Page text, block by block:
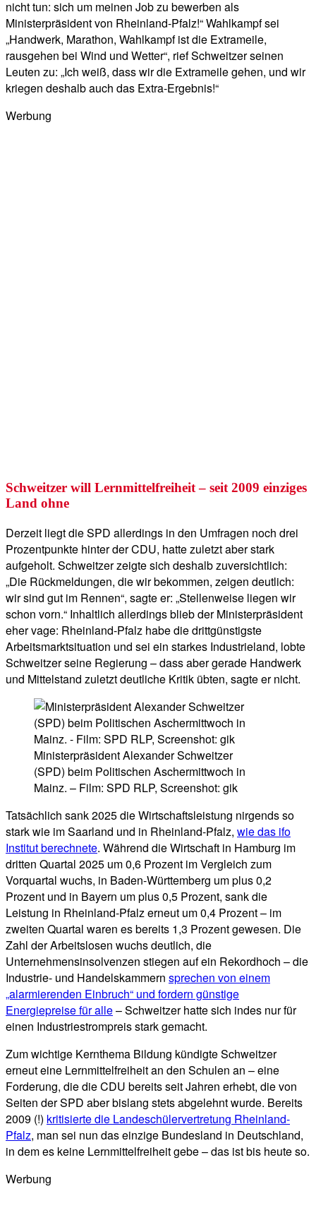
nicht tun: sich um meinen Job zu bewerben als
Ministerpräsident von Rheinland-Pfalz!“ Wahlkampf sei
„Handwerk, Marathon, Wahlkampf ist die Extrameile,
rausgehen bei Wind und Wetter“, rief Schweitzer seinen
Leuten zu: „Ich weiß, dass wir die Extrameile gehen, und wir
kriegen deshalb auch das Extra-Ergebnis!“
Werbung
Schweitzer will Lernmittelfreiheit – seit 2009 einziges
Land ohne
Derzeit liegt die SPD allerdings in den Umfragen noch drei
Prozentpunkte hinter der CDU, hatte zuletzt aber stark
aufgeholt. Schweitzer zeigte sich deshalb zuversichtlich:
„Die Rückmeldungen, die wir bekommen, zeigen deutlich:
wir sind gut im Rennen“, sagte er: „Stellenweise liegen wir
schon vorn.“ Inhaltlich allerdings blieb der Ministerpräsident
eher vage: Rheinland-Pfalz habe die drittgünstigste
Arbeitsmarktsituation und sei ein starkes Industrieland, lobte
Schweitzer seine Regierung – dass aber gerade Handwerk
und Mittelstand zuletzt deutliche Kritik übten, sagte er nicht.
Ministerpräsident Alexander Schweitzer
(SPD) beim Politischen Aschermittwoch in
Mainz. – Film: SPD RLP, Screenshot: gik
Tatsächlich sank 2025 die Wirtschaftsleistung nirgends so
stark wie im Saarland und in Rheinland-Pfalz, wie das ifo
Institut berechnete. Während die Wirtschaft in Hamburg im
dritten Quartal 2025 um 0,6 Prozent im Vergleich zum
Vorquartal wuchs, in Baden-Württemberg um plus 0,2
Prozent und in Bayern um plus 0,5 Prozent, sank die
Leistung in Rheinland-Pfalz erneut um 0,4 Prozent – im
zweiten Quartal waren es bereits 1,3 Prozent gewesen. Die
Zahl der Arbeitslosen wuchs deutlich, die
Unternehmensinsolvenzen stiegen auf ein Rekordhoch – die
Industrie- und Handelskammern sprechen von einem
„alarmierenden Einbruch“ und fordern günstige
Energiepreise für alle– Schweitzer hatte sich indes nur für
einen Industriestrompreis stark gemacht.
Zum wichtige Kernthema Bildung kündigte Schweitzer
erneut eine Lernmittelfreiheit an den Schulen an – eine
Forderung, die die CDU bereits seit Jahren erhebt, die von
Seiten der SPD aber bislang stets abgelehnt wurde. Bereits
2009 (!) kritisierte die Landeschülervertretung Rheinland-
Pfalz, man sei nun das einzige Bundesland in Deutschland,
in dem es keine Lernmittelfreiheit gebe – das ist bis heute so.
Werbung